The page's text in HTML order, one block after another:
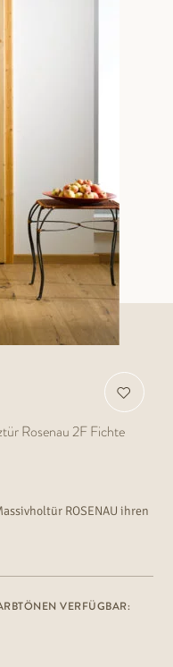
Rosenau 2F Fichte
ROSENAU ihren
der rechteckigen
VERFÜGBAR: